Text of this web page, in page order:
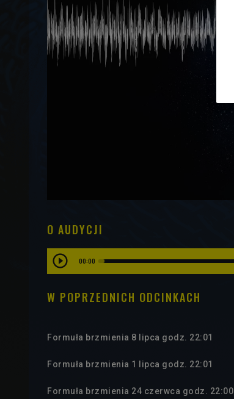
O AUDYCJI
00:00
W POPRZEDNICH ODCINKACH
Formuła brzmienia 8 lipca godz. 22:01
Formuła brzmienia 1 lipca godz. 22:01
Formuła brzmienia 24 czerwca godz. 22:00